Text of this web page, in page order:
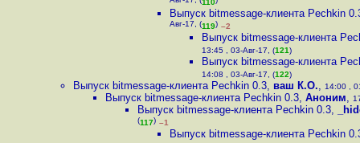
110
Выпуск bitmessage-клиента Pechkin
Авг-17, (119) –2
Выпуск bitmessage-клиента
13:45 , 03-Авг-17, (121)
Выпуск bitmessage-клиента
14:08 , 03-Авг-17, (122)
Выпуск bitmessage-клиента Pechkin 0.3, ваш К.О., 14:00 ,
Выпуск bitmessage-клиента Pechkin 0.3, Аноним,
Выпуск bitmessage-клиента Pechkin 0.3,
(117) –1
Выпуск bitmessage-клиента Pechkin